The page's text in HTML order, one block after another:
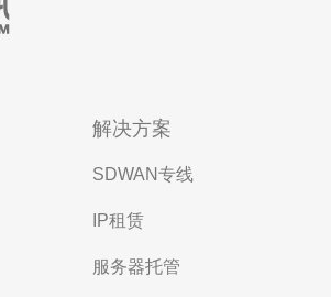
解决方案
SDWAN专线
IP租赁
服务器托管